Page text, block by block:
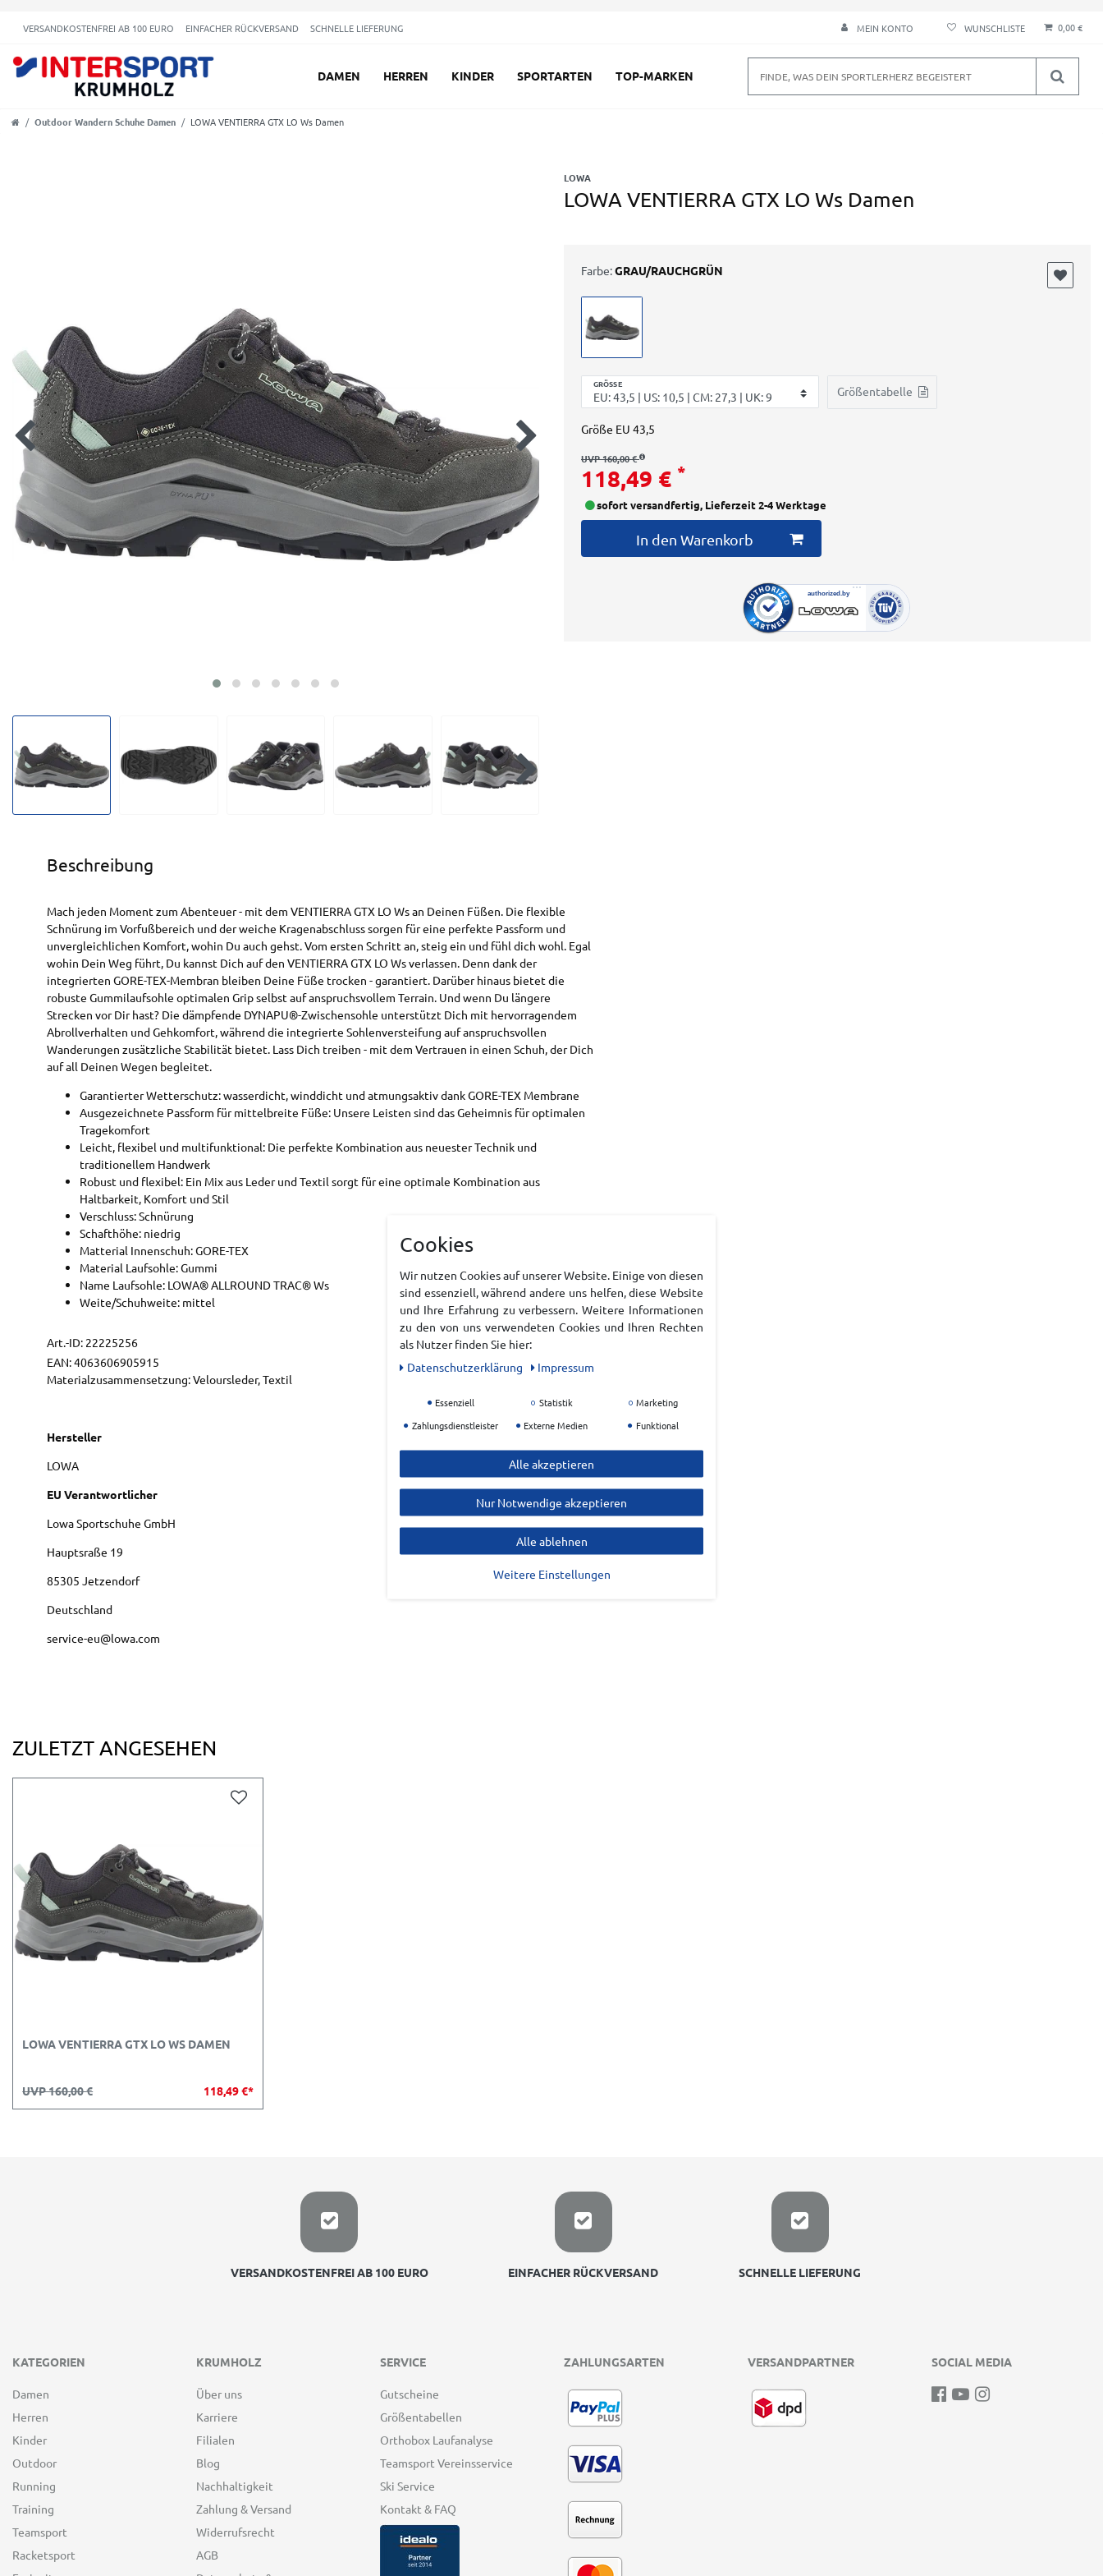
VERSANDKOSTENFREI AB 100 EURO EINFACHER RÜCKVERSAND SCHNELLE LIEFERUNG MEIN KONTO 0,00 €
DAMEN HERREN KINDER SPORTARTEN TOP-MARKEN
Outdoor Wandern Schuhe Damen LOWA VENTIERRA GTX LO Ws Damen
LOWA
LOWA VENTIERRA GTX LO Ws Damen
GRÖSSE
Größentabelle
Farbe:GRAU/RAUCHGRÜN
Größe EU 43,5
UVP 160,00 €
118,49 € *
sofort versandfertig, Lieferzeit 2-4 Werktage
In den Warenkorb
Beschreibung
Mach jeden Moment zum Abenteuer - mit dem VENTIERRA GTX LO Ws an Deinen Füßen. Die flexible
Schnürung im Vorfußbereich und der weiche Kragenabschluss sorgen für eine perfekte Passform und
unvergleichlichen Komfort, wohin Du auch gehst. Vom ersten Schritt an, steig ein und fühl dich wohl. Egal
wohin Dein Weg führt, Du kannst Dich auf den VENTIERRA GTX LO Ws verlassen. Denn dank der
integrierten GORE-TEX-Membran bleiben Deine Füße trocken - garantiert. Darüber hinaus bietet die
robuste Gummilaufsohle optimalen Grip selbst auf anspruchsvollem Terrain. Und wenn Du längere
Strecken vor Dir hast? Die dämpfende DYNAPU®-Zwischensohle unterstützt Dich mit hervorragendem
Abrollverhalten und Gehkomfort, während die integrierte Sohlenversteifung auf anspruchsvollen
Wanderungen zusätzliche Stabilität bietet. Lass Dich treiben - mit dem Vertrauen in einen Schuh, der Dich
auf all Deinen Wegen begleitet.
Garantierter Wetterschutz: wasserdicht, winddicht und atmungsaktiv dank GORE-TEX Membrane
Ausgezeichnete Passform für mittelbreite Füße: Unsere Leisten sind das Geheimnis für optimalen
Tragekomfort
Leicht, flexibel und multifunktional: Die perfekte Kombination aus neuester Technik und
traditionellem Handwerk
Robust und flexibel: Ein Mix aus Leder und Textil sorgt für eine optimale Kombination aus
Haltbarkeit, Komfort und Stil
Verschluss: Schnürung
Schafthöhe: niedrig
Matterial Innenschuh: GORE-TEX
Material Laufsohle: Gummi
Name Laufsohle: LOWA® ALLROUND TRAC® Ws
Weite/Schuhweite: mittel
Art.-ID: 22225256
EAN:4063606905915
Materialzusammensetzung: Veloursleder, Textil
Hersteller
LOWA
EU Verantwortlicher
Lowa Sportschuhe GmbH
Hauptsraße 19
85305 Jetzendorf
Deutschland
service-eu@lowa.com
ZULETZT ANGESEHEN
LOWA VENTIERRA GTX LO WS DAMEN
UVP 160,00 € 118,49 €*
VERSANDKOSTENFREI AB 100 EURO EINFACHER RÜCKVERSAND SCHNELLE LIEFERUNG
KATEGORIEN
Damen
Herren
Kinder
Outdoor
Running
Training
Teamsport
Racketsport
KRUMHOLZ
Über uns
Karriere
Filialen
Blog
Nachhaltigkeit
Zahlung & Versand
Widerrufsrecht
AGB
SERVICE
Gutscheine
Größentabellen
Orthobox Laufanalyse
Teamsport Vereinsservice
Ski Service
Kontakt & FAQ
ZAHLUNGSARTEN VERSANDPARTNER SOCIAL MEDIA
Cookies
Wir nutzen Cookies auf unserer Website. Einige von diesen
sind essenziell, während andere uns helfen, diese Website
und Ihre Erfahrung zu verbessern. Weitere Informationen
zu den von uns verwendeten Cookies und Ihren Rechten
als Nutzer finden Sie hier:
Daten­schutz­erklärung
Impressum
Essenziell Statistik
Marketing
Zahlungsdienstleister
Externe Medien Funktional
Alle akzeptieren
Nur Notwendige akzeptieren
Alle ablehnen
Weitere Einstellungen